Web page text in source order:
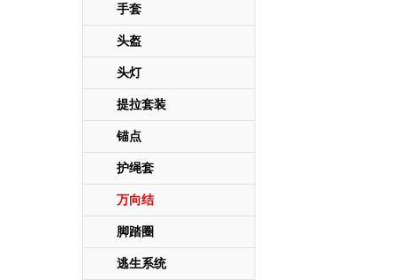
手套
头盔
头灯
提拉套装
锚点
护绳套
万向结
脚踏圈
逃生系统